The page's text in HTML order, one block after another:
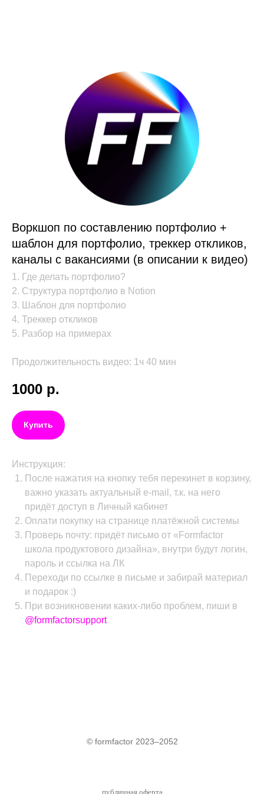
Воркшоп по составлению портфолио +
шаблон для портфолио, треккер откликов,
каналы с вакансиями (в описании к видео)
1. Где делать портфолио?
2. Структура портфолио в Notion
3. Шаблон для портфолио
4. Треккер откликов
5. Разбор на примерах
Продолжительность видео: 1ч 40 мин
1000 р.
Купить
Инструкция:
После нажатия на кнопку тебя перекинет в корзину,
важно указать актуальный e-mail, т.к. на него
придёт доступ в Личный кабинет
Оплати покупку на странице платёжной системы
Проверь почту: придёт письмо от «Formfactor
школа продуктового дизайна», внутри будут логин,
пароль и ссылка на ЛК
Переходи по ссылке в письме и забирай материал
и подарок :)
При возникновении каких-либо проблем, пиши в
@formfactorsupport
© formfactor 2023–2052
публичная оферта